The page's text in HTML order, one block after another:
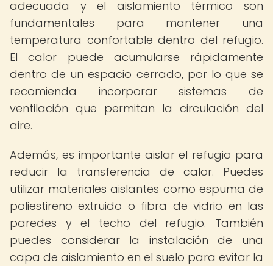
adecuada y el aislamiento térmico son
fundamentales para mantener una
temperatura confortable dentro del refugio.
El calor puede acumularse rápidamente
dentro de un espacio cerrado, por lo que se
recomienda incorporar sistemas de
ventilación que permitan la circulación del
aire.
Además, es importante aislar el refugio para
reducir la transferencia de calor. Puedes
utilizar materiales aislantes como espuma de
poliestireno extruido o fibra de vidrio en las
paredes y el techo del refugio. También
puedes considerar la instalación de una
capa de aislamiento en el suelo para evitar la